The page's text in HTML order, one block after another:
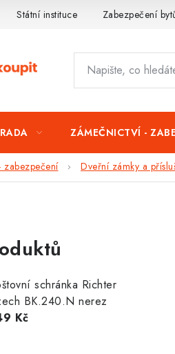
Státní instituce Zabezpečení
ZÁMEČNICTVÍ -
zabezpečení Dveřní zámky a
schránka Richter
BK.240.N nerez
Kč